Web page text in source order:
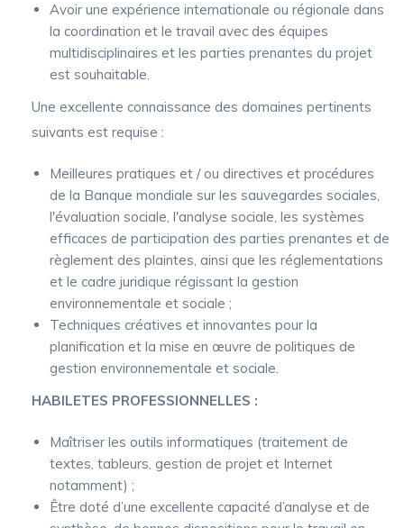
Avoir une expérience internationale ou régionale dans
la coordination et le travail avec des équipes
multidisciplinaires et les parties prenantes du projet
est souhaitable.
Une excellente connaissance des domaines pertinents
suivants est requise :
Meilleures pratiques et / ou directives et procédures
de la Banque mondiale sur les sauvegardes sociales,
l'évaluation sociale, l'analyse sociale, les systèmes
efficaces de participation des parties prenantes et de
règlement des plaintes, ainsi que les réglementations
et le cadre juridique régissant la gestion
environnementale et sociale ;
Techniques créatives et innovantes pour la
planification et la mise en œuvre de politiques de
gestion environnementale et sociale.
HABILETES PROFESSIONNELLES :
Maîtriser les outils informatiques (traitement de
textes, tableurs, gestion de projet et Internet
notamment) ;
Être doté d’une excellente capacité d’analyse et de